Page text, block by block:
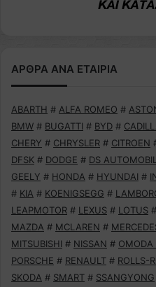
ΑΡΘΡΑ ΑΝΑ ΕΤΑΙΡΙΑ
ABARTH # ALFA ROMEO #
BMW # BUGATTI # BYD #
CHERY # CHRYSLER # CITROEN
DFSK # DODGE # DS
GEELY # HONDA # HYUNDAI #
# KIA # KOENIGSEGG #
LEAPMOTOR # LEXUS # LOTUS #
MAZDA # MCLAREN #
MITSUBISHI # NISSAN # OMODA
PORSCHE # RENAULT # ROLLS-
SKODA # SMART # SSANGYONG